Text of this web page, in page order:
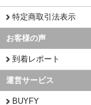
特定商取引法表示
お客様の声
到着レポート
運営サービス
BUYFY